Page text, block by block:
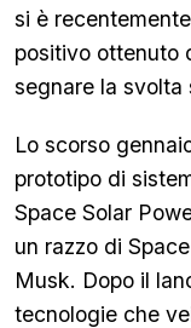
si è
positivo ottenuto
segnare la svolta
Lo scorso
prototipo di
Space Solar
un razzo di
Musk. Dopo il
tecnologie che